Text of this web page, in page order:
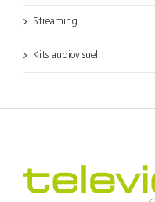
Streaming
Kits audiovisuel